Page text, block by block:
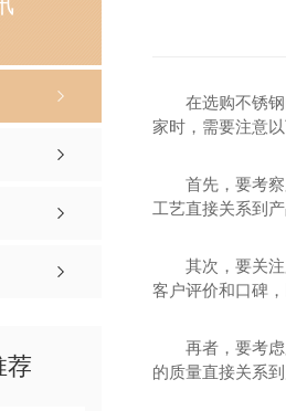
荐
在选购不锈
家时，需要注意以
首先，要考
工艺直接关系到
其次，要关
客户评价和口碑
再者，要考
的质量直接关系